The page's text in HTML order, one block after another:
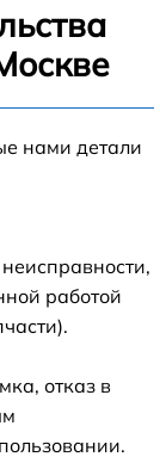
нами детали
работой
отказ в